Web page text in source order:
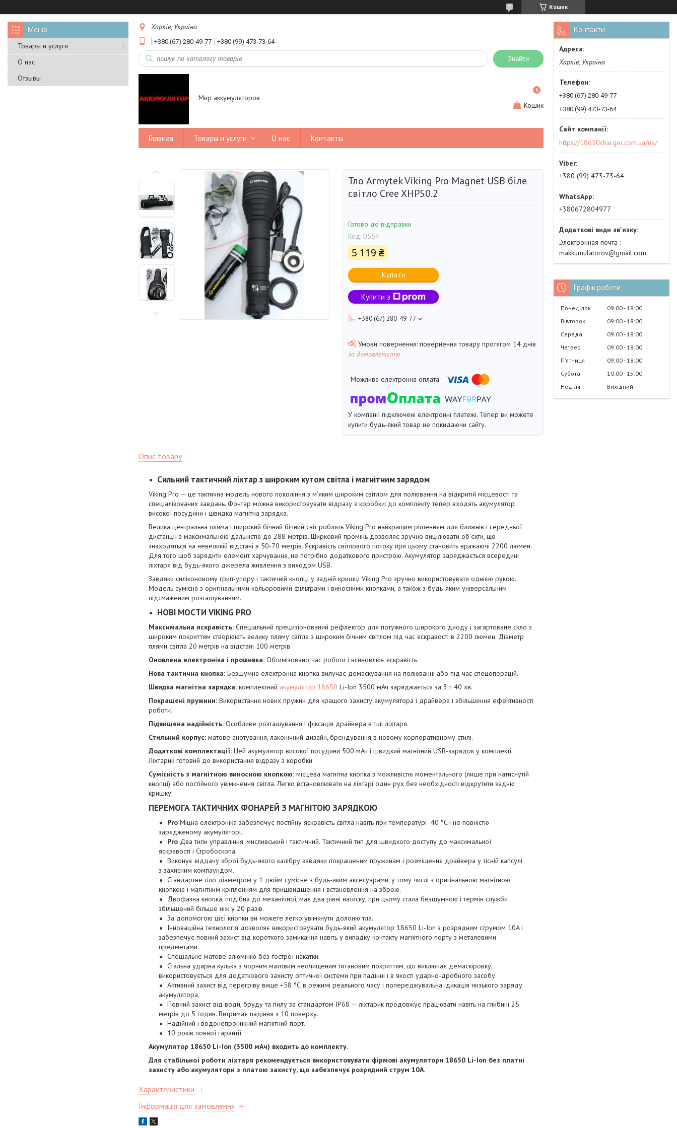
Кошик
Товары и услуги
О нас
Отзывы
Харків, Україна
+380 (67) 280-49-77 +380 (99) 473-73-64
Знайти
Мир аккумуляторов
Кошик
Главная Товары и услуги О нас Контакты
Тло Armytek Viking Pro Magnet USB біле
світло Cree XHP50.2
Готово до відправки
Код: 0554
5 119 ₴
Купити
Купити з
+380 (67) 280-49-77
повернення товару протягом 14 днів
за домовленістю
У компанії підключені електронні платежі. Тепер ви можете
купити будь-який товар не покидаючи сайту.
Опис товару
Сильний тактичний ліхтар з широким кутом світла і магнітним зарядом
Viking Pro — це тактична модель нового покоління з м'яким широким світлом для полювання на відкритій місцевості та
спеціалізованих завдань. Фонтар можна використовувати відразу з коробки: до комплекту тепер входять акумулятор
високої посудини і швидка магнітна зарядка.
Велика центральна пляма і широкий бічний бічний світ роблять Viking Pro найкращим рішенням для ближнів і середньої
дистанції з максимальною дальністю до 288 метрів. Ширковий промінь дозволяє зручно вицілювати об'єкти, що
знаходяться на невеликій відстані в 50-70 метрів. Яскравість світлового потоку при цьому становить вражаючі 2200 люмен.
Для того щоб зарядити елемент харчування, не потрібно додаткового пристрою. Акумулятор заряджається всередині
ліхтаря від будь-якого джерела живлення з виходом USB.
Завдяки силіконовому грип-упору і тактичній кнопці у задній кришці Viking Pro зручно використовувати однією рукою.
Модель сумісна з оригінальними кольоровими фільтрами і виносними кнопками, а також з будь-яким універсальним
підсмаженим розташуванням.
НОВІ МОСТИ VIKING PRO
Максимальна яскравість: Спеціальний прецизіонований рефлектор для потужного широкого диоду і загартоване скло з
широким покриттям створюють велику пляму світла з широким бічним світлом під час яскравості в 2200 люмен. Діаметр
плями світла 20 метрів на відстані 100 метрів.
Оновлена електроніка і прошивка: Обтимізовано час роботи і всиновлює яскравість.
Нова тактична кнопка: Безшумна електронна кнопка вилучає демаскування на полюванні або під час спецоперацій.
Швидка магнітна зарядка: комплектний акумулятор 18650 Li-Ion 3500 мАч заряджається за 3 г 40 хв.
Покращені пружини: Використання нових пружин для кращого захисту акумулятора і драйвера і збільшення ефективності
роботи.
Підвищена надійність: Особливе розташування і фіксація драйвера в тілі ліхтаря.
Стильний корпус: матове анотування, лаконічний дизайн, брендування в новому корпоративному стилі.
Додаткові комплектації: Цей акумулятор високої посудини 500 мАч і швидкий магнітний USB-зарядок у комплекті.
Ліхтарик готовий до використання відразу з коробки.
Сумісність з магнітною виносною кнопкою: місцева магнітна кнопка з можливістю моментального (лише при натиснутій
кнопці) або постійного увімкнення світла. Легко встановлювати на ліхтарі один рух без необхідності відкрутити задню
кришку.
ПЕРЕМОГА ТАКТИЧНИХ ФОНАРЕЙ З МАГНІТОЮ ЗАРЯДКОЮ
Pro Міцна електроніка забезпечує постійну яскравість світла навіть при температурі -40 °C і не повністю
зарядженому акумуляторі.
Pro Два типи управління: мисливський і тактичний. Тактичний тип для швидкого доступу до максимальної
яскравості і Стробоскопа.
Виконує віддачу зброї будь-якого калібру завдяки покращеним пружинам і розміщення драйвера у тісній капсулі
з захисним компаундом.
Стандартне тіло діаметром у 1 дюйм сумісне з будь-яким аксесуарами, у тому числі з оригінальною магнітною
кнопкою і магнітним кріпленням для пришвидшення і встановлення на зброю.
Двофазна кнопка, подібна до механічної, має два рівні натиску, при цьому стала безшумною і термін служби
збільшений більше ніж у 20 разів.
За допомогою цієї кнопки ви можете легко увімкнути долоню тла.
Інноваційна технологія дозволяє використовувати будь-який акумулятор 18650 Li-Ion з розрядним струмом 10A і
забезпечує повний захист від короткого замикання навіть у випадку контакту магнітного порту з металевими
предметами.
Спеціальне матове алюмінію без гострої накатки.
Стальна ударна кулька з чорним матовим неочищеним титановим покриттям, що виключає демаскіровку,
використовується для додаткового захисту оптичної системи при падінні і в якості ударно-дробного засобу.
Активний захист від перегріву вище +58 °С в режимі реального часу і попереджувальна ідикація низького заряду
акумулятора.
Повний захист від води, бруду та пилу за стандартом IP68 — ліхтарик продовжує працювати навіть на глибині 25
метрів до 5 годин. Витримає падіння з 10 поверху.
Надійний і водонепроникний магнітний порт.
10 років повної гарантії.
Акумулятор 18650 Li-Ion (3500 мАч) входить до комплекту.
Для стабільної роботи ліхтаря рекомендується використовувати фірмові акумулятори 18650 Li-Ion без платні
захисту або акумулятори з платою захисту, що забезпечує розрядний струм 10А.
Характеристики
Інформація для замовлення
Контакти
Харків, Україна
+380 (67) 280-49-77
+380 (99) 473-73-64
https://18650charger.com.ua/ua/
+380 (99) 473-73-64
+380672804977
Электронная почта
makkumulatorov@gmail.com
Графік роботи
Понеділок 09:00 18:00
Вівторок
09:00 18:00
Середа
09:00 18:00
Четвер
09:00 18:00
Пʼятниця
09:00 18:00
Субота
10:00 15:00
Неділя
Вихідний